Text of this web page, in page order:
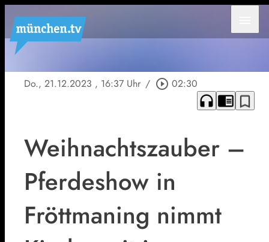
Do., 21.12.2023 , 16:37 Uhr / play_circle_outline 02:30
headphones chrome_reader_mode bookmark_border
Weihnachtszauber –
Pferdeshow in
Fröttmaning nimmt